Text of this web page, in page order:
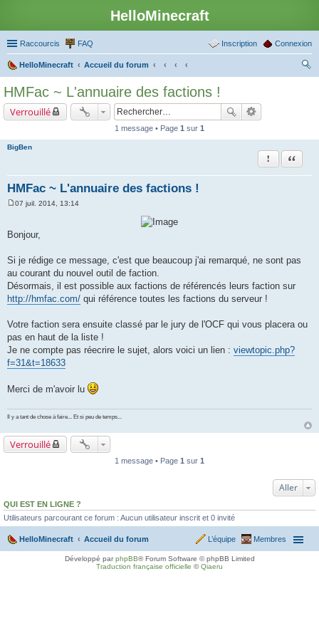
HelloMinecraft
Raccourcis FAQ Connexion
Inscription
HelloMinecraft
Accueil du forum
HMFac ~ L'annuaire des factions !
Verrouillé
1 message • Page 1 sur 1
BigBen
HMFac ~ L'annuaire des factions !
Rapporter le
Citation
s
e
07 juil. 2014, 13:14
Bonjour,
Si je rédige ce message, c'est que beaucoup j'ai remarqué, ne sont pas
au courant du nouvel outil de faction.
Désormais, il est possible aux factions de référencés leurs faction sur
http://hmfac.com/ qui référence toutes les factions du serveur !
Votre faction sera ensuite classé par le jury de l'OCF qui vous placera ou
pas en haut de la liste !
Je ne compte pas réecrire le sujet, alors voici un lien : viewtopic.php?
f=31&t=18633
Merci de m'avoir lu
Il y a tant de chose à faire... Et si peu de temps...
Verrouillé
1 message • Page 1 sur 1
Aller
QUI EST EN LIGNE ?
Utilisateurs parcourant ce forum : Aucun utilisateur inscrit et 0 invité
HelloMinecraft Accueil du forum Membres
L’équipe
Développé parphpBB® Forum Software © phpBB Limited
Traduction française officielle ©Qiaeru